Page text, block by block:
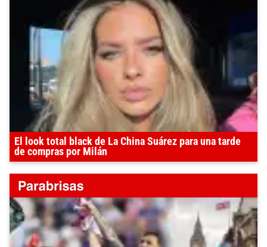
El look total black de La China Suárez para una tarde
de compras por Milán